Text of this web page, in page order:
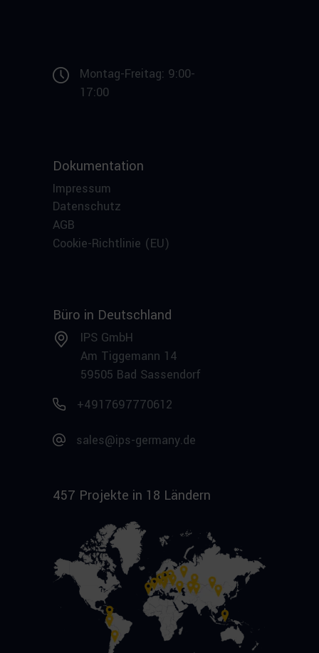
Montag-Freitag: 9:00-
17:00
Dokumentation
Impressum
Datenschutz
AGB
Cookie-Richtlinie (EU)
Büro in Deutschland
IPS GmbH
Am Tiggemann 14
59505 Bad Sassendorf
+4917697770612
sales@ips-germany.de
457 Projekte in 18 Ländern